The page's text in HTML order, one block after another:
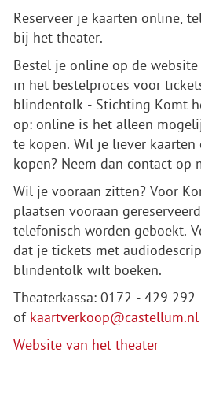
Reserveer je kaarten online,
bij het theater.
Bestel je online op de
in het bestelproces voor
blindentolk - Stichting Komt
op: online is het alleen
te kopen. Wil je liever kaarten
kopen? Neem dan contact op
Wil je vooraan zitten? Voor
plaatsen vooraan
telefonisch worden geboekt.
dat je tickets met
blindentolk wilt boeken.
Theaterkassa: 0172 - 429 292
of kaartverkoop@castellum.nl
Website van het theater